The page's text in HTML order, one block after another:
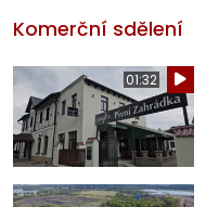
Komerční sdělení
01:32